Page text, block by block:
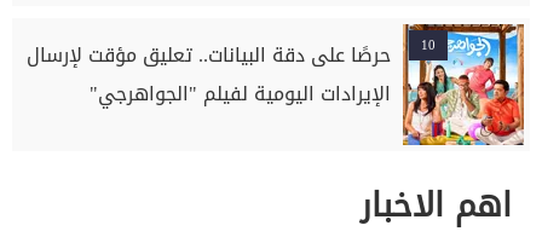
10
حرصًا على دقة البيانات.. تعليق مؤقت لإرسال
الإيرادات اليومية لفيلم "الجواهرجي"
اهم الاخبار